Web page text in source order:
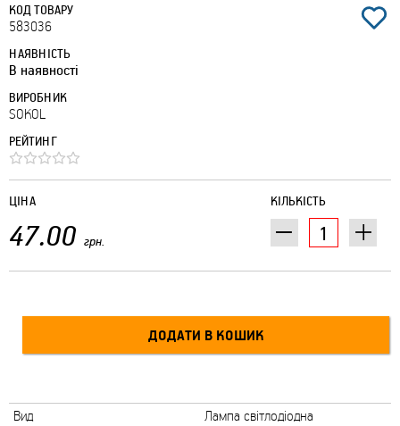
КОД ТОВАРУ
583036
НАЯВНІСТЬ
В наявності
ВИРОБНИК
SOKOL
РЕЙТИНГ
КІЛЬКІСТЬ
ЦІНА
47.00 грн.
Вид
Лампа світлодіодна